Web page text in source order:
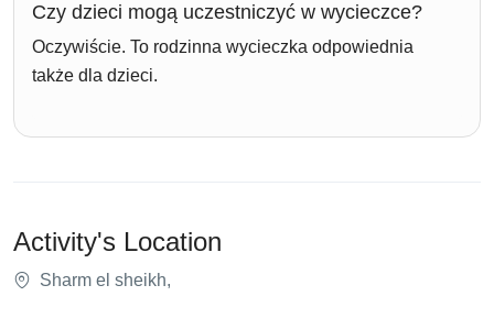
Czy dzieci mogą uczestniczyć w wycieczce?
Oczywiście. To rodzinna wycieczka odpowiednia
także dla dzieci.
Activity's Location
Sharm el sheikh,